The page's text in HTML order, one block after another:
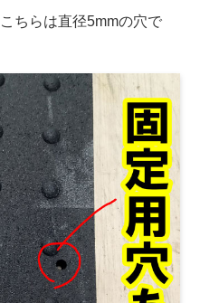
ちらは直径5mmの穴で